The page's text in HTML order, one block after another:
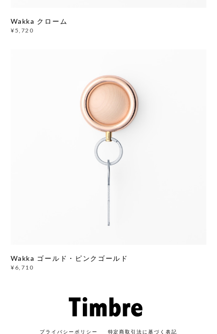
Wakka クローム
¥5,720
Wakka ゴールド・ピンクゴールド
¥6,710
プライバシーポリシー 特定商取引法に基づく表記